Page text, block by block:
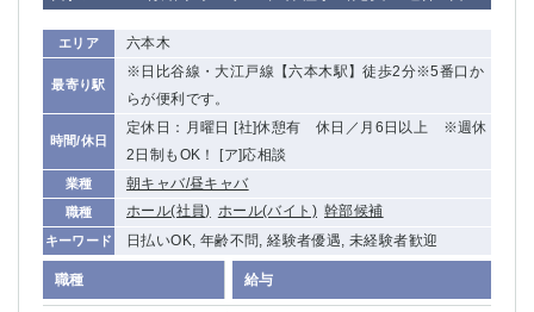
エリア 六本木
最寄り駅
※日比谷線・大江戸線【六本木駅】徒歩2分※5番口か
らが便利です。
時間/休日
定休日：月曜日 [社]休憩有 休日／月6日以上 ※週休
2日制もOK！ [ア]応相談
業種 朝キャバ/昼キャバ
職種 ホール(社員) ホール(バイト) 幹部候補
キーワード 日払いOK, 年齢不問, 経験者優遇, 未経験者歓迎
職種 給与